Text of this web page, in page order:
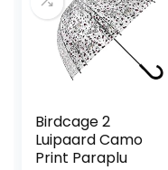
Birdcage 2
Luipaard Camo
Print Paraplu